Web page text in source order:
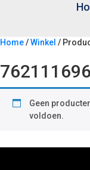
Home/Winkel /
Geen
voldoen.